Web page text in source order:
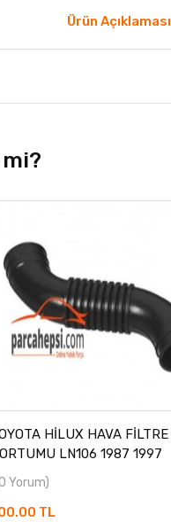
Ürün Açıklaması
HİLUX HAVA FİLTRE
LN106 1987 1997
Yorum)
TL